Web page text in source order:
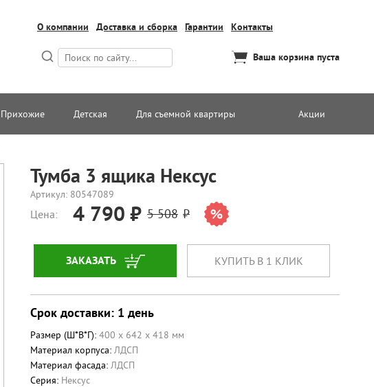
О компании Доставка и сборка Гарантии Контакты
Ваша корзина пуста
Прихожие Детская Для съемной квартиры Акции
Тумба 3 ящика Нексус
Артикул: 80547089
Цена: 4 790 5 508
ЗАКАЗАТЬ КУПИТЬ В 1 КЛИК
Срок доставки: 1 день
Размер (Ш*В*Г): 400 x 642 x 418 мм
Материал корпуса: ЛДСП
Материал фасада: ЛДСП
Серия: Нексус